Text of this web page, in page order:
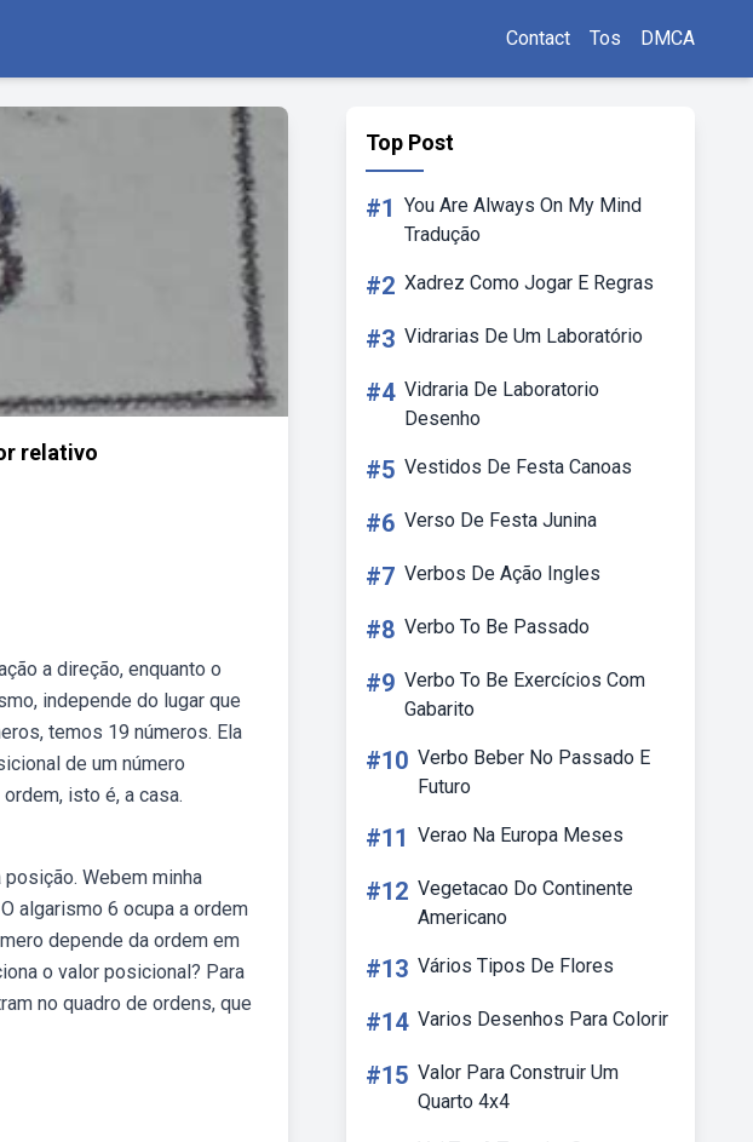
Contact Tos DMCA
relativo
a direção, enquanto o
independe do lugar que
temos 19 números. Ela
de um número
isto é, a casa.
Webem minha
algarismo 6 ocupa a ordem
depende da ordem em
o valor posicional? Para
no quadro de ordens, que
Top Post
#1 You Are Always On My Mind
Tradução
#2 Xadrez Como Jogar E Regras
#3 Vidrarias De Um Laboratório
#4 Vidraria De Laboratorio
Desenho
#5 Vestidos De Festa Canoas
#6 Verso De Festa Junina
#7 Verbos De Ação Ingles
#8 Verbo To Be Passado
#9 Verbo To Be Exercícios Com
Gabarito
#10 Verbo Beber No Passado E
Futuro
#11 Verao Na Europa Meses
#12 Vegetacao Do Continente
Americano
#13 Vários Tipos De Flores
#14 Varios Desenhos Para Colorir
#15 Valor Para Construir Um
Quarto 4x4